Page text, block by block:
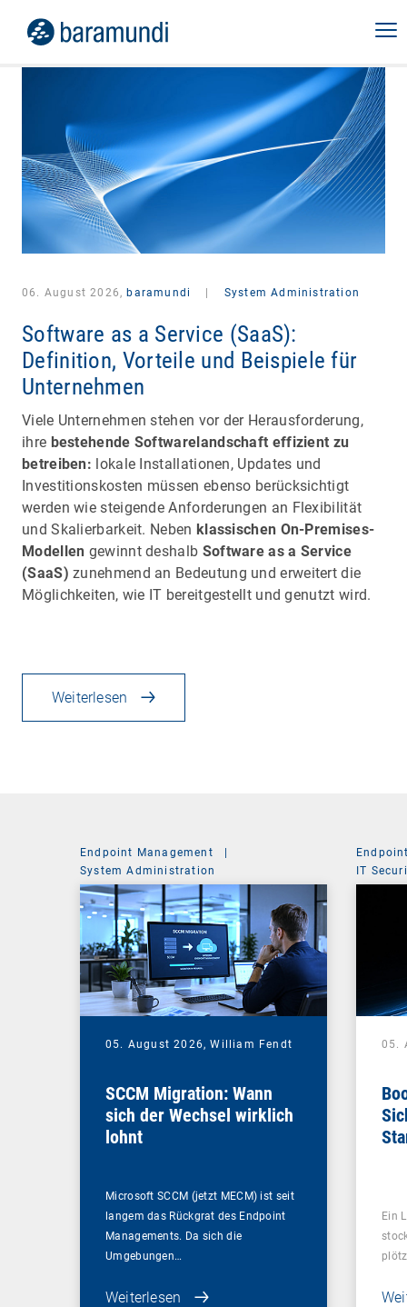
06. August 2026, baramundi System Administration
Software as a Service (SaaS):
Definition, Vorteile und Beispiele für
Unternehmen
Viele Unternehmen stehen vor der Herausforderung,
ihre bestehende Softwarelandschaft effizient zu
betreiben: lokale Installationen, Updates und
Investitionskosten müssen ebenso berücksichtigt
werden wie steigende Anforderungen an Flexibilität
und Skalierbarkeit. Neben klassischen On-Premises-
Modellen gewinnt deshalb Software as a Service
(SaaS) zunehmend an Bedeutung und erweitert die
Möglichkeiten, wie IT bereitgestellt und genutzt wird.
Weiterlesen
Endpoint Management
System Administration
05. August 2026,William Fendt
SCCM Migration: Wann
sich der Wechsel wirklich
lohnt
Microsoft SCCM (jetzt MECM) ist seit
langem das Rückgrat des Endpoint
Managements. Da sich die
Umgebungen…
Weiterlesen
IT
05.
Ein